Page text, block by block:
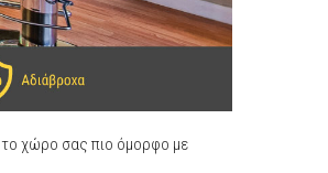
χώρο σας πιο όμορφο με